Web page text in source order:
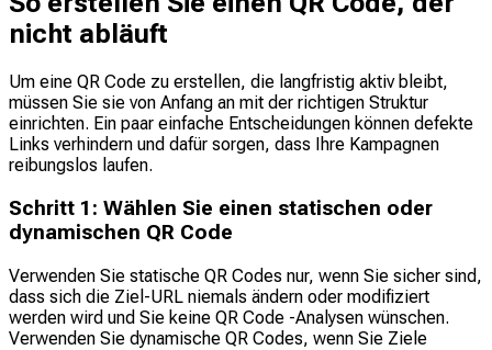
nicht abläuft
Um eine QR Code zu erstellen, die langfristig aktiv bleibt,
müssen Sie sie von Anfang an mit der richtigen Struktur
einrichten. Ein paar einfache Entscheidungen können defekte
Links verhindern und dafür sorgen, dass Ihre Kampagnen
reibungslos laufen.
Schritt 1: Wählen Sie einen statischen oder
dynamischen QR Code
Verwenden Sie statische QR Codes nur, wenn Sie sicher sind,
dass sich die Ziel-URL niemals ändern oder modifiziert
werden wird und Sie keine QR Code -Analysen wünschen.
Verwenden Sie dynamische QR Codes, wenn Sie Ziele